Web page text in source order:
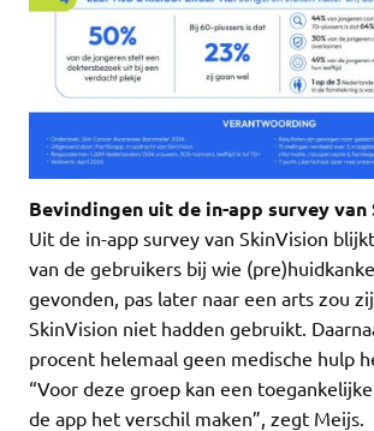
Bevindingen uit de in-app survey van
Uit de in-app survey van SkinVision
van de gebruikers bij wie
gevonden, pas later naar een arts zou
SkinVision niet hadden gebruikt.
procent helemaal geen medische hulp
“Voor deze groep kan een
de app het verschil maken”, zegt Meijs.